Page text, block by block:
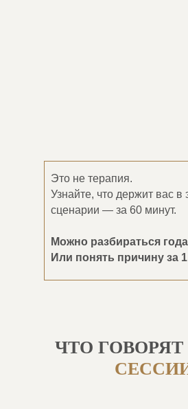
Это не терапия.
Узнайте, что держит вас в
сценарии — за 60 минут.
Можно разбираться
Или понять причину за
ЧТО ГОВОРЯТ